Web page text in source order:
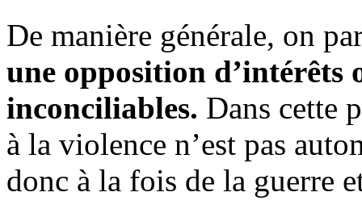
De manière générale, on
une opposition d’intérêts
inconciliables. Dans cette
à la violence n’est pas
donc à la fois de la guerre